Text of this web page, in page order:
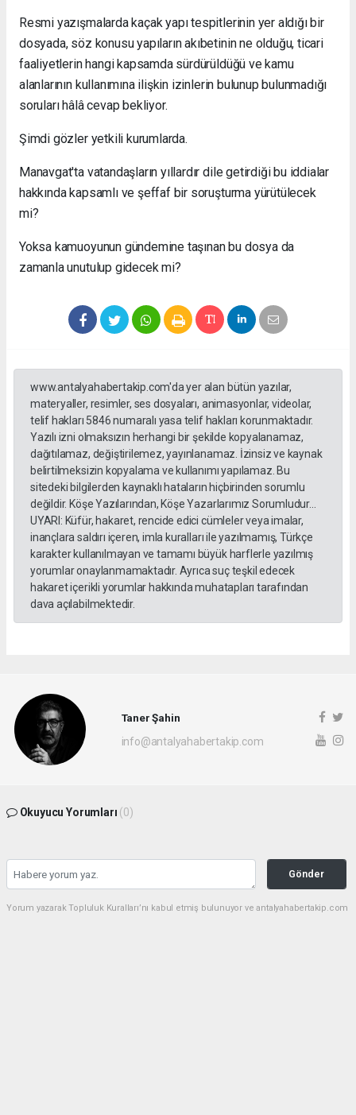
Resmi yazışmalarda kaçak yapı tespitlerinin yer aldığı bir
dosyada, söz konusu yapıların akıbetinin ne olduğu, ticari
faaliyetlerin hangi kapsamda sürdürüldüğü ve kamu
alanlarının kullanımına ilişkin izinlerin bulunup bulunmadığı
soruları hâlâ cevap bekliyor.
Şimdi gözler yetkili kurumlarda.
Manavgat'ta vatandaşların yıllardır dile getirdiği bu iddialar
hakkında kapsamlı ve şeffaf bir soruşturma yürütülecek
mi?
Yoksa kamuoyunun gündemine taşınan bu dosya da
zamanla unutulup gidecek mi?
www.antalyahabertakip.com'da yer alan bütün yazılar,
materyaller, resimler, ses dosyaları, animasyonlar, videolar,
telif hakları 5846 numaralı yasa telif hakları korunmaktadır.
Yazılı izni olmaksızın herhangi bir şekilde kopyalanamaz,
dağıtılamaz, değiştirilemez, yayınlanamaz. İzinsiz ve kaynak
belirtilmeksizin kopyalama ve kullanımı yapılamaz. Bu
sitedeki bilgilerden kaynaklı hataların hiçbirinden sorumlu
değildir. Köşe Yazılarından, Köşe Yazarlarımız Sorumludur...
UYARI: Küfür, hakaret, rencide edici cümleler veya imalar,
inançlara saldırı içeren, imla kuralları ile yazılmamış, Türkçe
karakter kullanılmayan ve tamamı büyük harflerle yazılmış
yorumlar onaylanmamaktadır. Ayrıca suç teşkil edecek
hakaret içerikli yorumlar hakkında muhatapları tarafından
dava açılabilmektedir.
Taner Şahin
info@antalyahabertakip.com
Okuyucu Yorumları (0)
Gönder
Yorum yazarak Topluluk Kuralları’nı kabul etmiş bulunuyor ve antalyahabertakip.com